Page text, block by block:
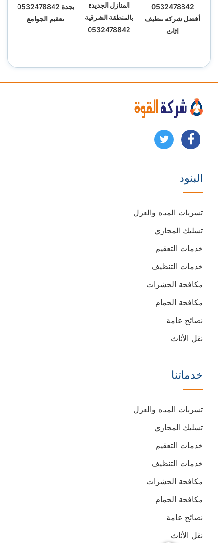
0532478842
أفضل شركة تنظيف
اثاث
المنازل الجديدة
بالمنطقة الشرقية
0532478842
بجدة 0532478842
تعقيم الجوامع
تابعنا
فيسبوك
تابعنا
البنود
تسربات المياه والعزل
تسليك المجاري
خدمات التعقيم
خدمات التنظيف
مكافحة الحشرات
مكافحة الحمام
نصائح عامة
نقل الأثاث
خدماتنا
تسربات المياه والعزل
تسليك المجاري
خدمات التعقيم
خدمات التنظيف
مكافحة الحشرات
مكافحة الحمام
نصائح عامة
نقل الأثاث